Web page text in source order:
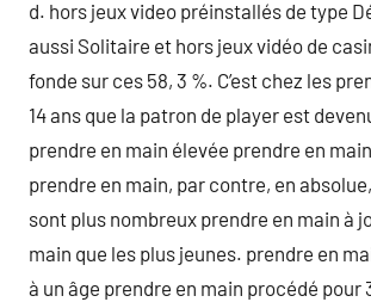
d. hors jeux video préinstallés de type
aussi Solitaire et hors jeux vidéo de
fonde sur ces 58, 3 %. C’est chez les
14 ans que la patron de player est
prendre en main élevée prendre en main
prendre en main, par contre, en
sont plus nombreux prendre en main à
main que les plus jeunes. prendre en
à un âge prendre en main procédé pour